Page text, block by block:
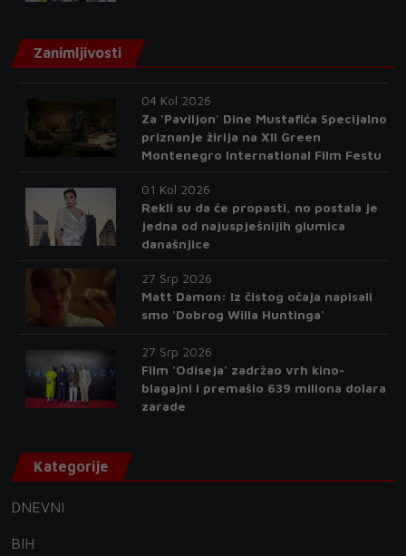
Zanimljivosti
04 Kol 2026
Za 'Paviljon' Dine Mustafića Specijalno
priznanje žirija na XII Green
Montenegro International Film Festu
01 Kol 2026
Rekli su da će propasti, no postala je
jedna od najuspješnijih glumica
današnjice
27 Srp 2026
Matt Damon: Iz čistog očaja napisali
smo 'Dobrog Willa Huntinga'
27 Srp 2026
Film 'Odiseja' zadržao vrh kino-
blagajni i premašio 639 miliona dolara
zarade
Kategorije
DNEVNI
BIH